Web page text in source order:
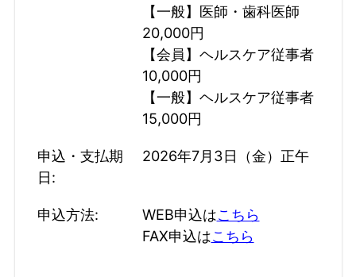
【一般】医師・歯科医師
20,000円
【会員】ヘルスケア従事者
10,000円
【一般】ヘルスケア従事者
15,000円
申込・支払期
日:
2026年7月3日（金）正午
申込方法: WEB申込はこちら
FAX申込はこちら